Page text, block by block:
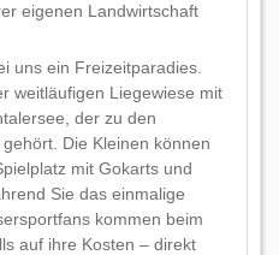
eigenen Landwirtschaft
uns ein Freizeitparadies.
weitläufigen Liegewiese mit
der zu den
Die Kleinen können
mit Gokarts und
Sie das einmalige
kommen beim
auf ihre Kosten – direkt